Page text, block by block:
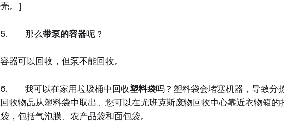
壳。］
5. 那么带泵的容器呢？
容器可以回收，但泵不能回收。
6. 我可以在家用垃圾桶中回收塑料袋吗？塑料袋会堵塞机器，导致分
回收物品从塑料袋中取出。您可以在尤班克斯废物回收中心靠近衣物箱的
袋，包括气泡膜、农产品袋和面包袋。